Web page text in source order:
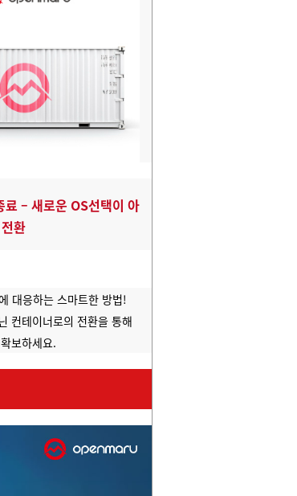
– 새로운 OS선택이 아
환
대응하는 스마트한 방법!
컨테이너로의 전환을 통해
보하세요.